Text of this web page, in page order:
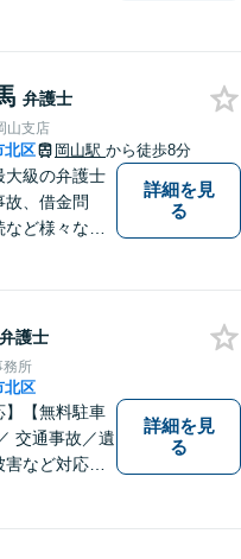
弁護士
山支店
北区 岡山駅 から徒歩8分
大級の弁護士
、借金問
ど様々な問
詳細を見
る
弁護士
務所
北区
】【無料駐車
交通事故／遺
など対応可
詳細を見
る